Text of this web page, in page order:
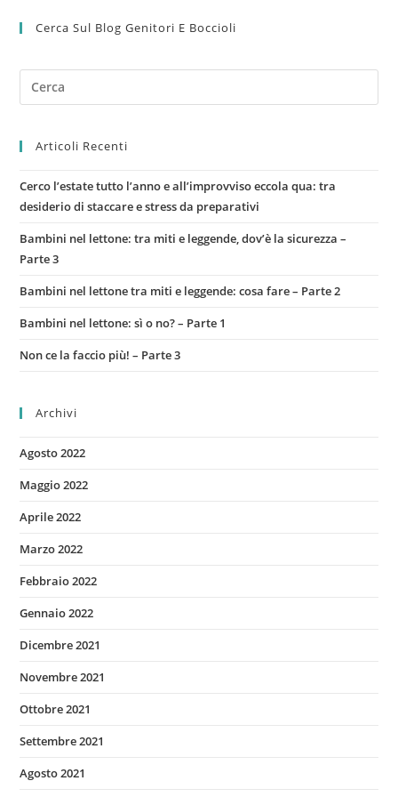
Cerca Sul Blog Genitori E Boccioli
Articoli Recenti
Cerco l’estate tutto l’anno e all’improvviso eccola qua: tra
desiderio di staccare e stress da preparativi
Bambini nel lettone: tra miti e leggende, dov’è la sicurezza –
Parte 3
Bambini nel lettone tra miti e leggende: cosa fare – Parte 2
Bambini nel lettone: sì o no? – Parte 1
Non ce la faccio più! – Parte 3
Archivi
Agosto 2022
Maggio 2022
Aprile 2022
Marzo 2022
Febbraio 2022
Gennaio 2022
Dicembre 2021
Novembre 2021
Ottobre 2021
Settembre 2021
Agosto 2021